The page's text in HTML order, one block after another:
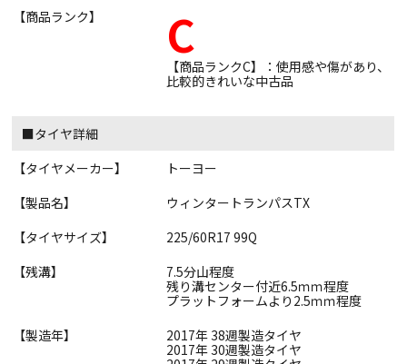
【商品ランク】
C
【商品ランクC】：使用感や傷があり、
比較的きれいな中古品
■タイヤ詳細
【タイヤメーカー】
トーヨー
【製品名】
ウィンタートランパスTX
【タイヤサイズ】
225/60R17 99Q
【残溝】
7.5分山程度
残り溝センター付近6.5ｍｍ程度
プラットフォームより2.5ｍｍ程度
【製造年】
2017年 38週製造タイヤ
2017年 30週製造タイヤ